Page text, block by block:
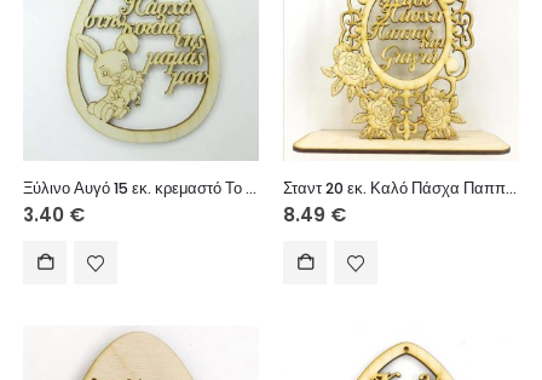
Ξύλινο Αυγό 15 εκ. κρεμαστό Το πρώτο πάσχα στην κοιλιά της μαμάς μου (αγόρι)
3.40 €
Σταντ 20 εκ. Καλό Πάσχα Παππού και Γιαγιά
8.49 €